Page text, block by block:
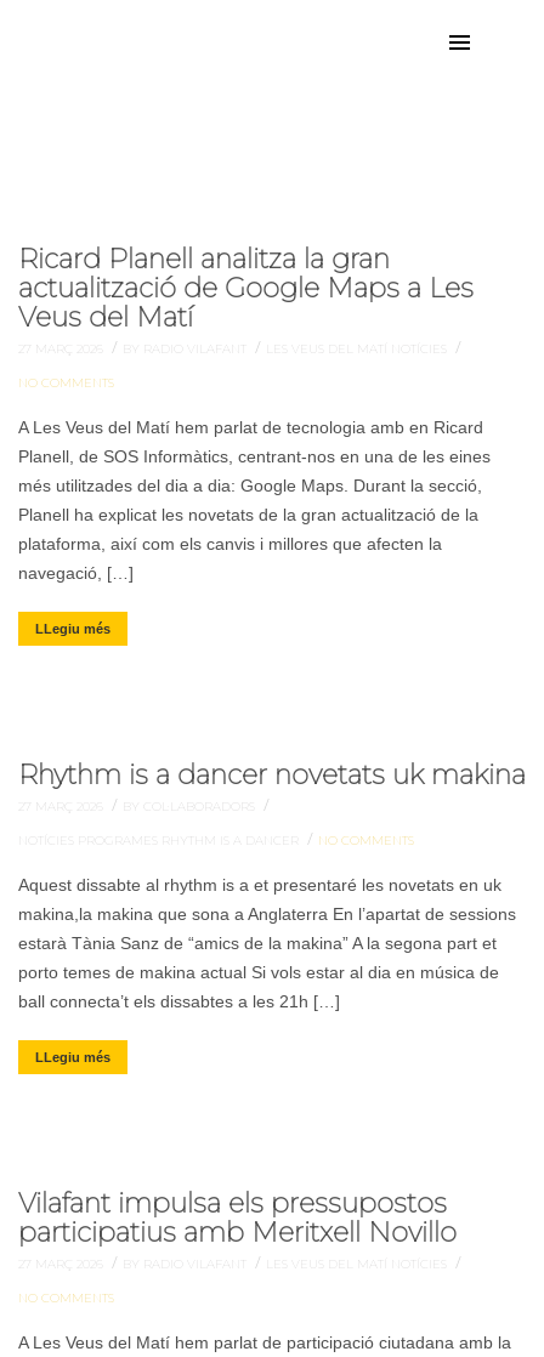
Ricard Planell analitza la gran
actualització de Google Maps a Les
Veus del Matí
27 MARÇ 2026 / BY RADIO VILAFANT / LES VEUS DEL MATÍ NOTÍCIES /
NO COMMENTS
A Les Veus del Matí hem parlat de tecnologia amb en Ricard
Planell, de SOS Informàtics, centrant-nos en una de les eines
més utilitzades del dia a dia: Google Maps. Durant la secció,
Planell ha explicat les novetats de la gran actualització de la
plataforma, així com els canvis i millores que afecten la
navegació, […]
LLegiu més
Rhythm is a dancer novetats uk makina
27 MARÇ 2026 / BY COL·LABORADORS /
NOTÍCIES PROGRAMES RHYTHM IS A DANCER / NO COMMENTS
Aquest dissabte al rhythm is a et presentaré les novetats en uk
makina,la makina que sona a Anglaterra En l’apartat de sessions
estarà Tània Sanz de “amics de la makina” A la segona part et
porto temes de makina actual Si vols estar al dia en música de
ball connecta’t els dissabtes a les 21h […]
LLegiu més
Vilafant impulsa els pressupostos
participatius amb Meritxell Novillo
27 MARÇ 2026 / BY RADIO VILAFANT / LES VEUS DEL MATÍ NOTÍCIES /
NO COMMENTS
A Les Veus del Matí hem parlat de participació ciutadana amb la